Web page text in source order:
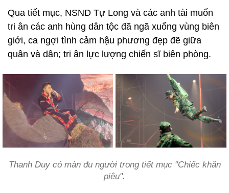
Qua tiết mục, NSND Tự Long và các anh tài muốn
tri ân các anh hùng dân tộc đã ngã xuống vùng biên
giới, ca ngợi tình cảm hậu phương đẹp đẽ giữa
quân và dân; tri ân lực lượng chiến sĩ biên phòng.
Thanh Duy có màn đu người trong tiết mục "Chiếc khăn
piêu".